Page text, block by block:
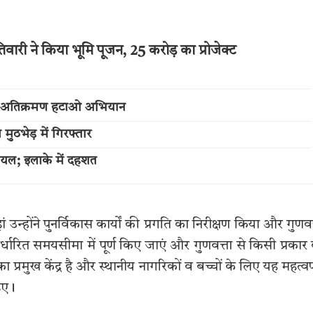
ने किया भूमि पूजन, 25 करोड़ का प्रोजेक्ट
हटाओ अभियान
मुठभेड़ में गिरफ्तार
इलाके में दहशत
पुनर्विकास कार्यों की प्रगति का निरीक्षण किया और
समयसीमा में पूर्ण किए जाएं और गुणवत्ता से किसी प्रकार
प्रमुख केंद्र है और स्थानीय नागरिकों व बच्चों के लिए यह